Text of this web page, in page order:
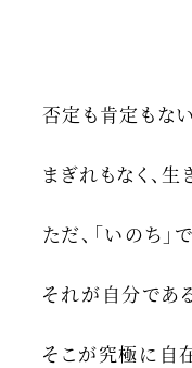
否定も肯定もな
まぎれもなく、生
ただ、「いのち」
それが自分であ
そこが究極に自